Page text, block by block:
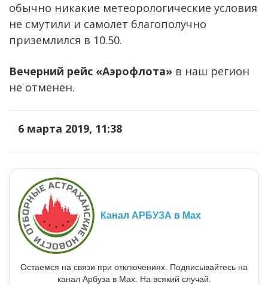
обычно никакие метеорологические условия
не смутили и самолет благополучно
приземлился в 10.50.
Вечерний рейс «Аэрофлота» в наш регион
не отменен.
6 марта 2019, 11:38
Канал АРБУЗА в Max
Остаемся на связи при отключениях. Подписывайтесь на
канал Арбуза в Max. На всякий случай.